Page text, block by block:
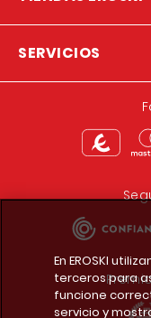
SERVICIOS
En EROSKI
terceros para
funcione
servicio y